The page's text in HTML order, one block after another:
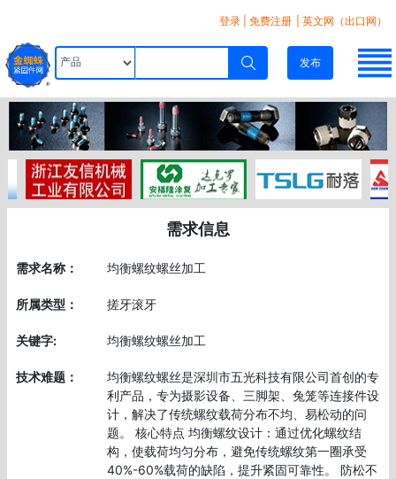
登录 免费注册 | 英文网（出口网）
发布
需求信息
需求名称： 均衡螺纹螺丝加工
所属类型： 搓牙滚牙
关键字: 均衡螺纹螺丝加工
技术难题：
均衡螺纹螺丝是深圳市五光科技有限公司首创的专
利产品，专为摄影设备、三脚架、兔笼等连接件设
计，解决了传统螺纹载荷分布不均、易松动的问
题。‌ 核心特点 ‌均衡螺纹设计‌：通过优化螺纹结
构，使载荷均匀分布，避免传统螺纹第一圈承受
40%-60%载荷的缺陷，提升紧固可靠性。‌ ‌防松不